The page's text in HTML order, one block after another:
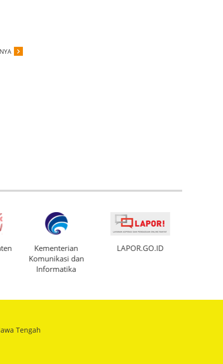
Kementerian
Komunikasi dan
Informatika
LAPOR.GO.ID
Tengah